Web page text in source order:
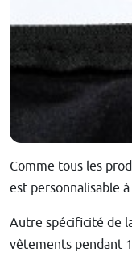
Comme tous les
est personnalisable
Autre spécificité de
vêtements pendant